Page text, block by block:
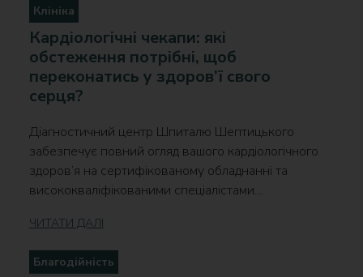
Клініка
Кардіологічні чекапи: які
обстеження потрібні, щоб
переконатись у здоров’ї свого
серця?
Діагностичний центр Шпиталю Шептицького
забезпечує повний огляд вашого кардіологічного
здоров’я на сертифікованому обладнанні та
висококваліфікованими спеціалістами....
ЧИТАТИ ДАЛІ
Благодійність